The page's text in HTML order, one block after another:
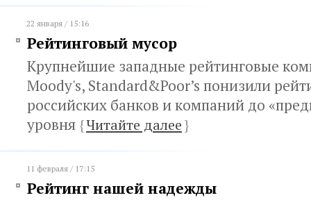
22 января / 15:16
Рейтинговый мусор
Крупнейшие западные рейтинговые
Moody's, Standard&Poor’s понизили
российских банков и компаний до
уровня {Читайте далее}
11 февраля / 17:15
Рейтинг нашей надежды